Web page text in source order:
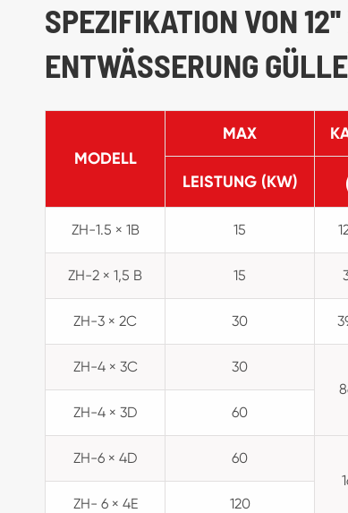
SPEZIFIKATION VON
ENTWÄSSERUNG
MODELL
MAX
LEISTUNG (KW)
ZH-1.5 × 1B 15
ZH-2 × 1,5 B 15
ZH-3 × 2C 30
ZH-4 × 3C
30
ZH-4 × 3D
60
ZH-6 × 4D
60
ZH- 6 × 4E
120